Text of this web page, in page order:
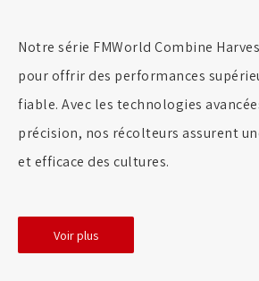
Notre série FMWorld Combine
pour offrir des performances
fiable. Avec les technologies
précision, nos récolteurs assurent
et efficace des cultures.
Voir plus